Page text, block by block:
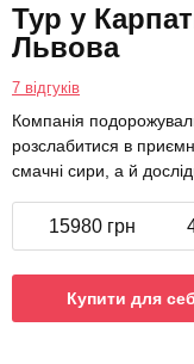
Тур у
Львова
7 відгуків
Компанія
розслабитися в
смачні сири, а й
15980 грн
Купити для